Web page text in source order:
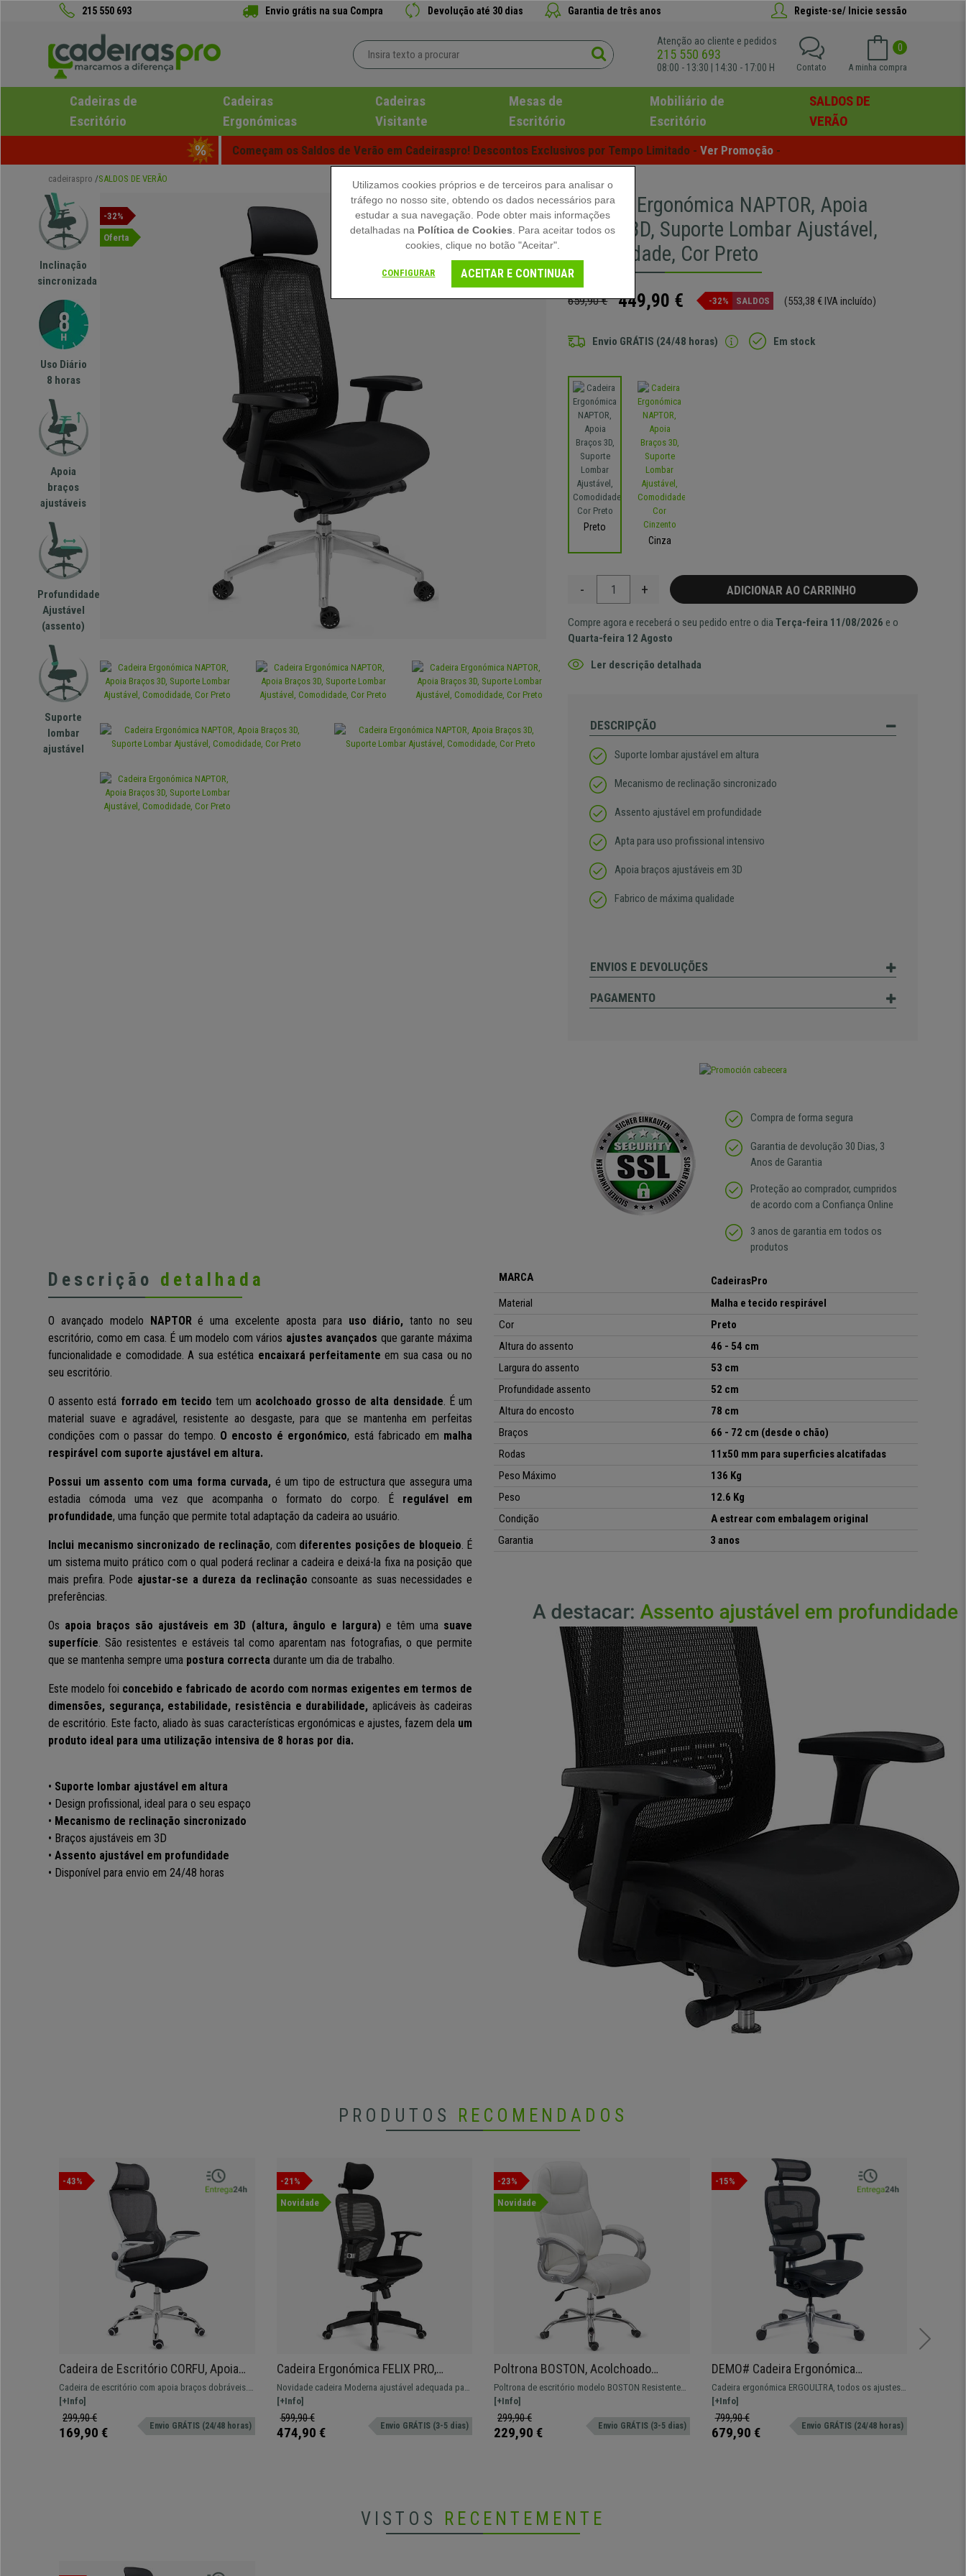
215 550 693 Envio grátis na sua Compra Devolução até 30 dias Garantia de três anos Registe-se/ Inicie sessão
Atenção ao cliente e pedidos
215 550 693
08:00 - 13:30 | 14:30 - 17:00 H
0
A minha compra
Contato
Cadeiras de
Escritório
Cadeiras
Ergonómicas
Cadeiras
Visitante
Mesas de
Escritório
Mobiliário de
Escritório
SALDOS DE
VERÃO
Começam os Saldos de Verão em Cadeiraspro! Descontos Exclusivos por Tempo Limitado - Ver Promoção -
cadeiraspro SALDOS DE VERÃO
Inclinação
sincronizada
Uso Diário
8 horas
Apoia
braços
ajustáveis
Profundidade
Ajustável
(assento)
Suporte
lombar
ajustável
-32%
Oferta
Cadeira Ergonómica NAPTOR, Apoia
Braços 3D, Suporte Lombar Ajustável,
Comodidade, Cor Preto
659,90 € 449,90 € -32% SALDOS (553,38 € IVA incluído)
Envio GRÁTIS (24/48 horas) Em stock
Preto
Cinza
- + ADICIONAR AO CARRINHO
Compre agora e receberá o seu pedido entre o diaTerça-feira 11/08/2026 e o
Quarta-feira 12 Agosto
Ler descrição detalhada
DESCRIPÇÃO
Suporte lombar ajustável em altura
Mecanismo de reclinação sincronizado
Assento ajustável em profundidade
Apta para uso profissional intensivo
Apoia braços ajustáveis em 3D
Fabrico de máxima qualidade
ENVIOS E DEVOLUÇÕES
PAGAMENTO
Compra de forma segura
Garantia de devolução 30 Dias, 3
Anos de Garantia
Proteção ao comprador, cumpridos
de acordo com a Confiança Online
3 anos de garantia em todos os
produtos
Descrição detalhada
O avançado modelo NAPTORé uma excelente aposta para uso diário, tanto no seu
escritório, como em casa. É ummodelo comvários ajustes avançados que garante máxima
funcionalidade e comodidade.A sua estética encaixará perfeitamente em sua casa ou no
seu escritório.
O assento está forrado em tecido tem um acolchoado grosso de alta densidade. É um
material suave e agradável, resistente ao desgaste, para que se mantenha em perfeitas
condições com o passar do tempo. O encosto é ergonómico, estáfabricado em malha
respirável com suporte ajustável em altura.
Possui um assento com uma forma curvada, é um tipo de estructura que assegura uma
estadia cómoda uma vez que acompanha o formato do corpo. É regulável em
profundidade, uma função que permite total adaptação da cadeira ao usuário.
Inclui mecanismo sincronizado de reclinação, com diferentes posições de bloqueio. É
um sistema muito prático com o qual poderá reclinar a cadeira e deixá-la fixa na posição que
mais prefira. Pode ajustar-se a dureza da reclinação consoante as suas necessidades e
preferências.
Os apoia braços são ajustáveis em 3D (altura, ângulo e largura) e têm uma suave
superfície. São resistentes e estáveis tal como aparentam nas fotografias, o que permite
que se mantenha sempre uma postura correcta durante um dia de trabalho.
Este modelo foi concebido e fabricado de acordo com normas exigentes em termos de
dimensões, segurança, estabilidade, resistência e durabilidade, aplicáveis às cadeiras
de escritório. Este facto, aliado às suas características ergonómicas e ajustes, fazem delaum
produto ideal para uma utilização intensiva de 8 horas por dia.
• Suporte lombar ajustável em altura
• Design profissional, ideal para o seu espaço
• Mecanismo de reclinação sincronizado
• Braços ajustáveis em 3D
• Assento ajustável em profundidade
• Disponível para envio em 24/48 horas
MARCA
CadeirasPro
Material
Malha e tecido respirável
Cor
Preto
Altura do assento
46 - 54 cm
Largura do assento
53 cm
Profundidade assento
52 cm
Altura do encosto
78 cm
Braços
66 - 72 cm (desde o chão)
Rodas
11x50 mm para superficies alcatifadas
Peso Máximo
136 Kg
Peso
12.6 Kg
Condição
A estrear com embalagem original
Garantia
3 anos
PRODUTOS RECOMENDADOS
-43%
Cadeira de Escritório CORFU, Apoia
Cabeças, Braços Rebatíveis, Design
Ergonómico, Cor Branco e Preto
Cadeira de escritório com apoia braços dobráveis.
Envio em 24|48H
[+Info]
299,90 €
169,90 € Envio GRÁTIS (24/48 horas)
-21%
Novidade
Cadeira Ergonómica FELIX PRO,
Suporte Lombar Ajustável, Adequada
uso 8h, Em Preto
Novidade cadeira Moderna ajustável adequada para
aso intensivo de 8H diárias. Disponível em várias
cores, com ou sem apoia cabeças.
[+Info]
599,90 €
474,90 € Envio GRÁTIS (3-5 dias)
-23%
Novidade
Poltrona BOSTON, Acolchoado
Grosso, Em Aço até 150kg, Cor
Branco
Poltrona de escritório modelo BOSTON Resistente
até 150 kg! Fabricado em aço e pele sintética.
[+Info]
299,90 €
229,90 € Envio GRÁTIS (3-5 dias)
-15%
DEMO# Cadeira Ergonómica
ERGOULTRA, 100% Ajustável, Máximo
Desempenho, Excelente Qualidade,
em Tecido e Malha Respirável, em
Preto
Cadeira ergonómica ERGOULTRA, todos os ajustes
possíveis com diversos certificados.
[+Info]
799,90 €
679,90 € Envio GRÁTIS (24/48 horas)
VISTOS RECENTEMENTE
Utilizamos cookies próprios e de terceiros para analisar o
tráfego no nosso site, obtendo os dados necessários para
estudar a sua navegação. Pode obter mais informações
detalhadas na Política de Cookies . Para aceitar todos os
cookies, clique no botão "Aceitar".
CONFIGURAR ACEITAR E CONTINUAR